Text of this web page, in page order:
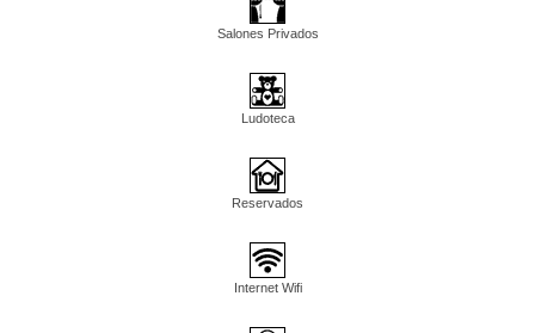
Salones Privados
Ludoteca
Reservados
Internet Wifi